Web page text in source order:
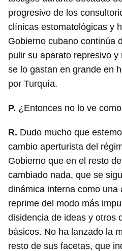
progresivo de los
clínicas estomatológicas y
Gobierno cubano continúa
pulir su aparato represivo
se lo gastan en grande en
por Turquía.
P. ¿Entonces no lo ve
R. Dudo mucho que
cambio aperturista del
Gobierno que en el resto
cambiado nada, que se
dinámica interna como una
reprime del modo más
disidencia de ideas y otros
básicos. No ha lanzado la
resto de sus facetas, que